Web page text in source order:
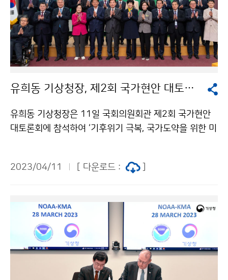
유희동 기상청장, 제2회 국가현안 대토론회 참석
유희동 기상청장은 11일 국회의원회관 제2회 국가현안
대토론회에 참석하여 ‘기후위기 극복, 국가도약을 위한 미
2023/04/11 [ 다운로드 :